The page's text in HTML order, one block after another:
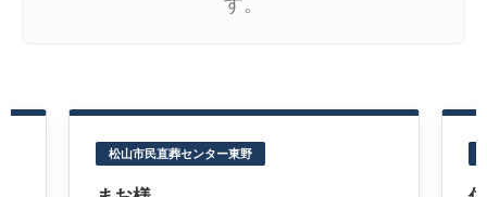
松山市民直葬センター東野